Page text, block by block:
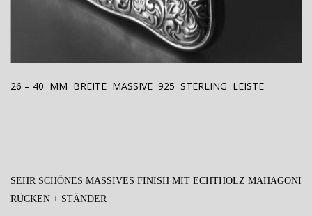
26 – 40 MM BREITE MASSIVE 925 STERLING LEISTE
SEHR SCHÖNES MASSIVES FINISH MIT ECHTHOLZ MAHAGONI
RÜCKEN + STÄNDER